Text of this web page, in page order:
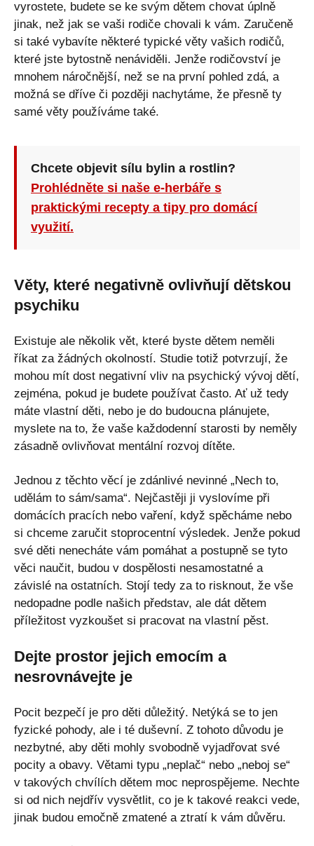
vyrostete, budete se ke svým dětem chovat úplně
jinak, než jak se vaši rodiče chovali k vám. Zaručeně
si také vybavíte některé typické věty vašich rodičů,
které jste bytostně nenáviděli. Jenže rodičovství je
mnohem náročnější, než se na první pohled zdá, a
možná se dříve či později nachytáme, že přesně ty
samé věty používáme také.
Chcete objevit sílu bylin a rostlin?
Prohlédněte si naše e-herbáře s
praktickými recepty a tipy pro domácí
využití.
Věty, které negativně ovlivňují dětskou
psychiku
Existuje ale několik vět, které byste dětem neměli
říkat za žádných okolností. Studie totiž potvrzují, že
mohou mít dost negativní vliv na psychický vývoj dětí,
zejména, pokud je budete používat často. Ať už tedy
máte vlastní děti, nebo je do budoucna plánujete,
myslete na to, že vaše každodenní starosti by neměly
zásadně ovlivňovat mentální rozvoj dítěte.
Jednou z těchto věcí je zdánlivé nevinné „Nech to,
udělám to sám/sama“. Nejčastěji ji vyslovíme při
domácích pracích nebo vaření, když spěcháme nebo
si chceme zaručit stoprocentní výsledek. Jenže pokud
své děti nenecháte vám pomáhat a postupně se tyto
věci naučit, budou v dospělosti nesamostatné a
závislé na ostatních. Stojí tedy za to risknout, že vše
nedopadne podle našich představ, ale dát dětem
příležitost vyzkoušet si pracovat na vlastní pěst.
Dejte prostor jejich emocím a
nesrovnávejte je
Pocit bezpečí je pro děti důležitý. Netýká se to jen
fyzické pohody, ale i té duševní. Z tohoto důvodu je
nezbytné, aby děti mohly svobodně vyjadřovat své
pocity a obavy. Větami typu „neplač“ nebo „neboj se“
v takových chvílích dětem moc neprospějeme. Nechte
si od nich nejdřív vysvětlit, co je k takové reakci vede,
jinak budou emočně zmatené a ztratí k vám důvěru.